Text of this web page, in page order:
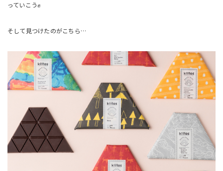
っていこう✊
そして見つけたのがこちら…